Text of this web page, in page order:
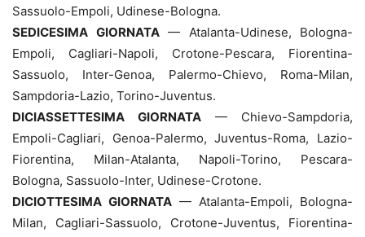
Sassuolo-Empoli, Udinese-Bologna.
SEDICESIMA GIORNATA— Atalanta-Udinese, Bologna-
Empoli, Cagliari-Napoli, Crotone-Pescara, Fiorentina-
Sassuolo, Inter-Genoa, Palermo-Chievo, Roma-Milan,
Sampdoria-Lazio, Torino-Juventus.
DICIASSETTESIMA GIORNATA — Chievo-Sampdoria,
Empoli-Cagliari, Genoa-Palermo, Juventus-Roma, Lazio-
Fiorentina, Milan-Atalanta, Napoli-Torino, Pescara-
Bologna, Sassuolo-Inter, Udinese-Crotone.
DICIOTTESIMA GIORNATA — Atalanta-Empoli, Bologna-
Milan, Cagliari-Sassuolo, Crotone-Juventus, Fiorentina-